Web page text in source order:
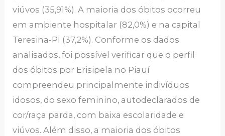
viúvos (35,91%). A maioria dos óbitos ocorreu
em ambiente hospitalar (82,0%) e na capital
Teresina-PI (37,2%). Conforme os dados
analisados, foi possível verificar que o perfil
dos óbitos por Erisipela no Piauí
compreendeu principalmente indivíduos
idosos, do sexo feminino, autodeclarados de
cor/raça parda, com baixa escolaridade e
viúvos. Além disso, a maioria dos óbitos